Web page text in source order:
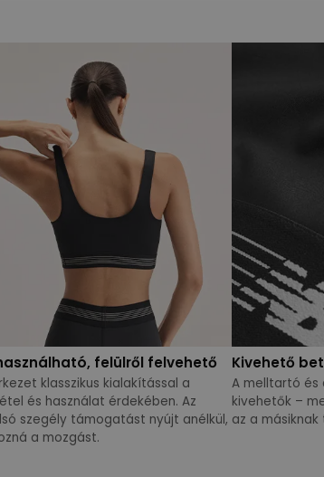
felülről felvehető
klasszikus kialakítással a
és használat érdekében. Az
szegély támogatást nyújt anélkül,
a mozgást.
Kivehető
A melltartó és
kivehetők –
az a másiknak